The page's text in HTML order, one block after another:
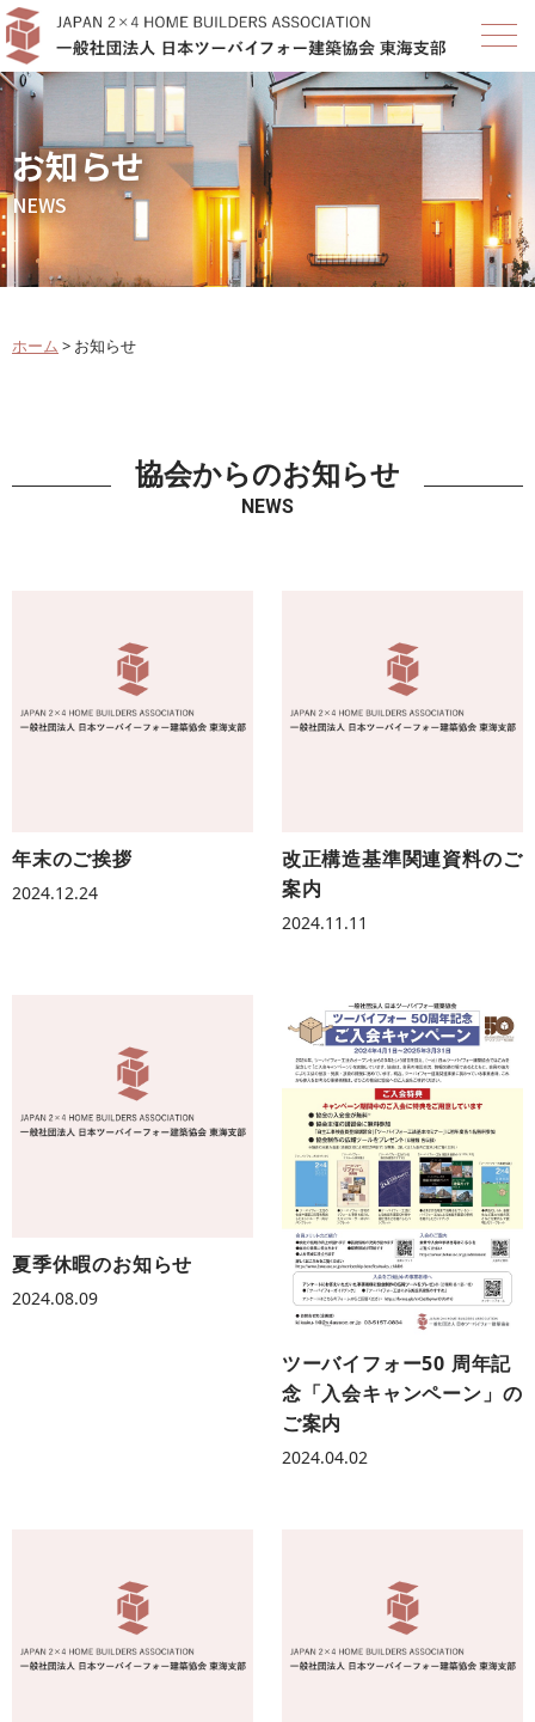
お知らせ
NEWS
ホーム > お知らせ
協会からのお知らせ
NEWS
年末のご挨拶
2024.12.24
改正構造基準関連資料のご
案内
2024.11.11
夏季休暇のお知らせ
2024.08.09
ツーバイフォー50 周年記
念「入会キャンペーン」の
ご案内
2024.04.02